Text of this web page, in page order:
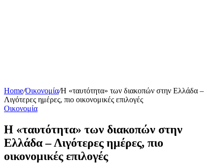
Home/Οικονομία/Η «ταυτότητα» των διακοπών στην Ελλάδα –
Λιγότερες ημέρες, πιο οικονομικές επιλογές
Οικονομία
Η «ταυτότητα» των διακοπών στην
Ελλάδα – Λιγότερες ημέρες, πιο
οικονομικές επιλογές